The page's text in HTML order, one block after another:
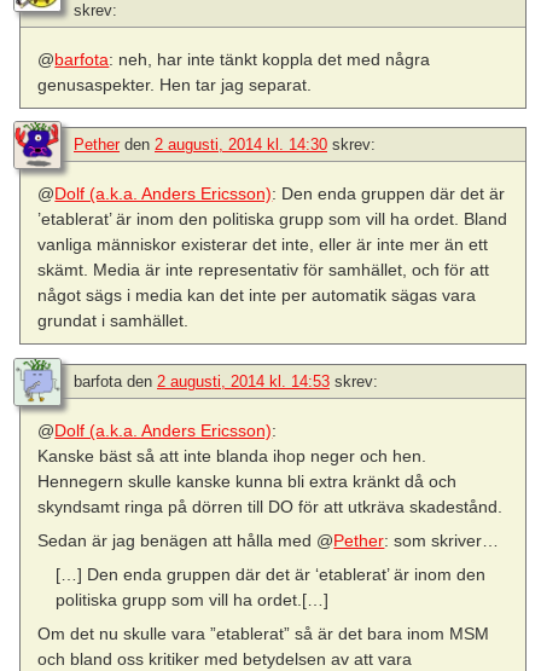
skrev:
@barfota: neh, har inte tänkt koppla det med några
genusaspekter. Hen tar jag separat.
Pether den 2 augusti, 2014 kl. 14:30 skrev:
@Dolf (a.k.a. Anders Ericsson): Den enda gruppen där det är
’etablerat’ är inom den politiska grupp som vill ha ordet. Bland
vanliga människor existerar det inte, eller är inte mer än ett
skämt. Media är inte representativ för samhället, och för att
något sägs i media kan det inte per automatik sägas vara
grundat i samhället.
barfota den 2 augusti, 2014 kl. 14:53 skrev:
@Dolf (a.k.a. Anders Ericsson):
Kanske bäst så att inte blanda ihop neger och hen.
Hennegern skulle kanske kunna bli extra kränkt då och
skyndsamt ringa på dörren till DO för att utkräva skadestånd.
Sedan är jag benägen att hålla med @Pether: som skriver…
[…] Den enda gruppen där det är ‘etablerat’ är inom den
politiska grupp som vill ha ordet.[…]
Om det nu skulle vara ”etablerat” så är det bara inom MSM
och bland oss kritiker med betydelsen av att vara